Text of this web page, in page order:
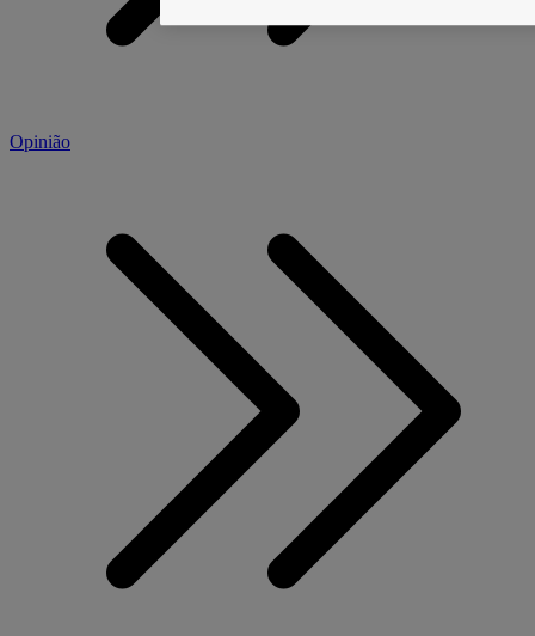
Opinião